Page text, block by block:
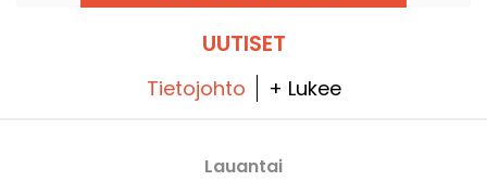
UUTISET
Tietojohto + Lukee
Lauantai